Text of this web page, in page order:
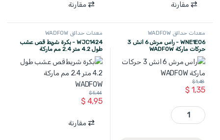
مقارنة مقارنة
معدات حدائق WADFOW
WNE1E06 - راس مرش 6 انش 3
حركات ماركة WADFOW
$1,35
$1,48
WNE1E06 - راس مرش 6 انش 3 حركات ماركة WADFOW quantity
معدات حدائق WADFOW
WJC1424 - بكرة شريط قص عشب
طول 4.2 متر 2.4 مم ماركة
WADFOW
$4,95
$5,44
مقارنة